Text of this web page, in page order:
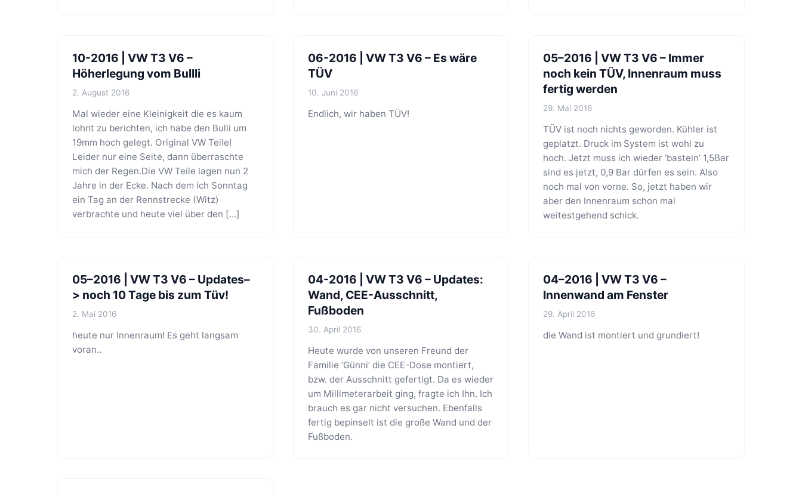
10-2016 | VW T3 V6 –
Höherlegung vom Bullli
2. August 2016
Mal wieder eine Kleinigkeit die es kaum
lohnt zu berichten, ich habe den Bulli um
19mm hoch gelegt. Original VW Teile!
Leider nur eine Seite, dann überraschte
mich der Regen.Die VW Teile lagen nun 2
Jahre in der Ecke. Nach dem ich Sonntag
ein Tag an der Rennstrecke (Witz)
verbrachte und heute viel über den […]
06-2016 | VW T3 V6 – Es wäre
TÜV
10. Juni 2016
Endlich, wir haben TÜV!
05–2016 | VW T3 V6 – Immer
noch kein TÜV, Innenraum muss
fertig werden
29. Mai 2016
TÜV ist noch nichts geworden. Kühler ist
geplatzt. Druck im System ist wohl zu
hoch. Jetzt muss ich wieder ‘basteln’ 1,5Bar
sind es jetzt, 0,9 Bar dürfen es sein. Also
noch mal von vorne. So, jetzt haben wir
aber den Innenraum schon mal
weitestgehend schick.
05–2016 | VW T3 V6 – Updates–
> noch 10 Tage bis zum Tüv!
2. Mai 2016
heute nur Innenraum! Es geht langsam
voran..
04-2016 | VW T3 V6 – Updates:
Wand, CEE-Ausschnitt,
Fußboden
30. April 2016
Heute wurde von unseren Freund der
Familie ‘Günni’ die CEE-Dose montiert,
bzw. der Ausschnitt gefertigt. Da es wieder
um Millimeterarbeit ging, fragte ich Ihn. Ich
brauch es gar nicht versuchen. Ebenfalls
fertig bepinselt ist die große Wand und der
Fußboden.
04–2016 | VW T3 V6 –
Innenwand am Fenster
29. April 2016
die Wand ist montiert und grundiert!